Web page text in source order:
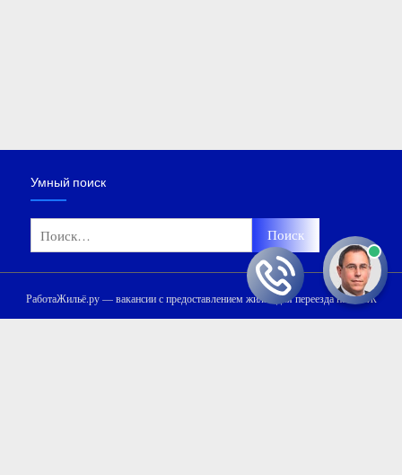
Умный поиск
РаботаЖильё.ру — вакансии с предоставлением жилья для переезда на ПМЖ